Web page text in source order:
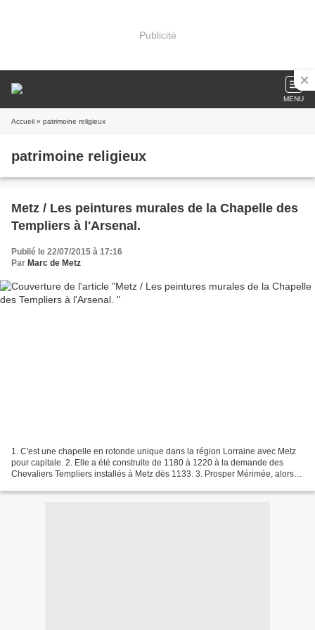
Publicité
MENU
Accueil » patrimoine religieux
patrimoine religieux
Metz / Les peintures murales de la Chapelle des
Templiers à l'Arsenal.
Publié le 22/07/2015 à 17:16
Par Marc de Metz
1. C'est une chapelle en rotonde unique dans la région Lorraine avec Metz
pour capitale. 2. Elle a été construite de 1180 à 1220 à la demande des
Chevaliers Templiers installés à Metz dès 1133. 3. Prosper Mérimée, alors